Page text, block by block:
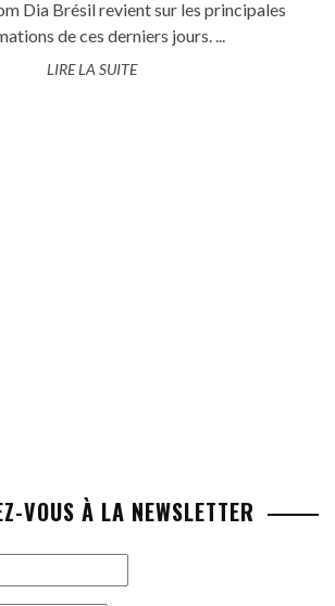
Dia Brésil revient sur les principales
de ces derniers jours. ...
LIRE LA SUITE
VOUS À LA NEWSLETTER